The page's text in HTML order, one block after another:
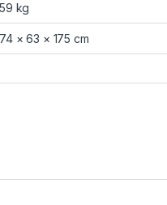
59 kg
74 × 63 × 175 cm